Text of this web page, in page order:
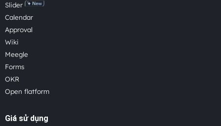
Slider
Calendar
Approval
Wiki
Meegle
Forms
OKR
Open flatform
Giá sử dụng